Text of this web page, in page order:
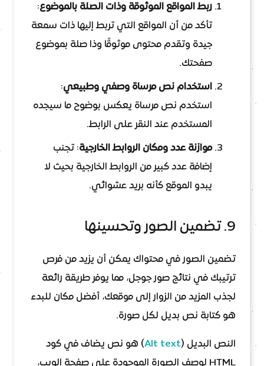
ربط المواقع الموثوقة وذات الصلة بالموضوع:
تأكد من أن المواقع التي تربط إليها ذات سمعة
جيدة وتقدم محتوى موثوقًا وذا صلة بموضوع
صفحتك.
استخدام نص مرساة وصفي وطبيعي:
استخدم نص مرساة يعكس بوضوح ما سيجده
المستخدم عند النقر على الرابط.
موازنة عدد ومكان الروابط الخارجية: تجنب
إضافة عدد كبير من الروابط الخارجية بحيث لا
يبدو الموقع كأنه بريد عشوائي.
9. تضمين الصور وتحسينها
تضمين الصور في محتواك يمكن أن يزيد من فرص
ترتيبك في نتائج صور جوجل، مما يوفر طريقة رائعة
لجذب المزيد من الزوار إلى موقعك، أفضل مكان للبدء
هو كتابة نص بديل لكل صورة.
النص البديل (Alt text) هو نص يضاف في كود
HTML لوصف الصورة الموجودة على صفحة الويب،